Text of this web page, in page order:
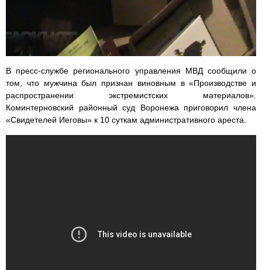
В пресс-службе регионального управления МВД сообщили о
том, что мужчина был признан виновным в «Производстве и
распространении экстремистских материалов».
Коминтерновский районный суд Воронежа приговорил члена
«Свидетелей Иеговы» к 10 суткам административного ареста.